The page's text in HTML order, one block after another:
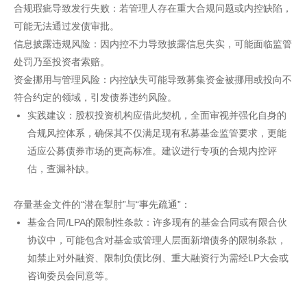
合规瑕疵导致发行失败：若管理人存在重大合规问题或内控缺陷，
可能无法通过发债审批。
信息披露违规风险：因内控不力导致披露信息失实，可能面临监管
处罚乃至投资者索赔。
资金挪用与管理风险：内控缺失可能导致募集资金被挪用或投向不
符合约定的领域，引发债券违约风险。
实践建议：股权投资机构应借此契机，全面审视并强化自身的
合规风控体系，确保其不仅满足现有私募基金监管要求，更能
适应公募债券市场的更高标准。建议进行专项的合规内控评
估，查漏补缺。
存量基金文件的“潜在掣肘”与“事先疏通”：
基金合同/LPA的限制性条款：许多现有的基金合同或有限合伙
协议中，可能包含对基金或管理人层面新增债务的限制条款，
如禁止对外融资、限制负债比例、重大融资行为需经LP大会或
咨询委员会同意等。